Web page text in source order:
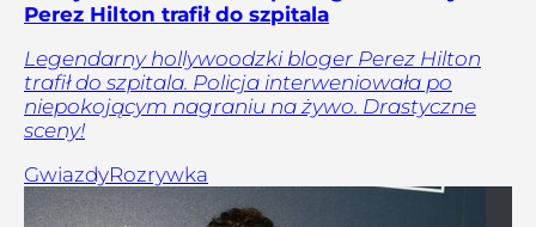
Perez Hilton trafił do szpitala
Legendarny hollywoodzki bloger Perez Hilton
trafił do szpitala. Policja interweniowała po
niepokojącym nagraniu na żywo. Drastyczne
sceny!
GwiazdyRozrywka